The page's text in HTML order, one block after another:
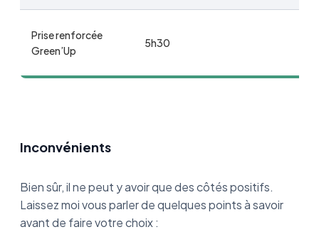
Prise renforcée
Green’Up
5h30
Inconvénients
Bien sûr, il ne peut y avoir que des côtés positifs.
Laissez moi vous parler de quelques points à savoir
avant de faire votre choix :